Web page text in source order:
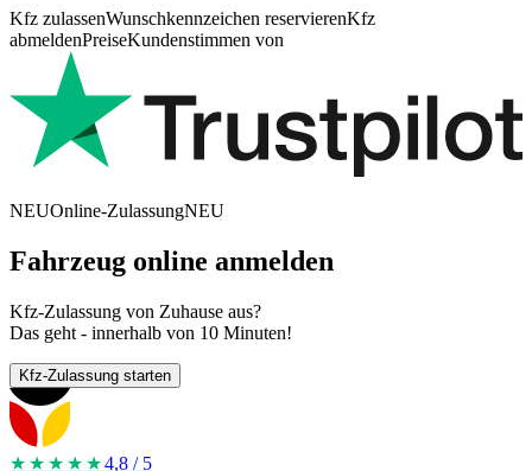
Kfz zulassenWunschkennzeichen reservierenKfz
abmeldenPreiseKundenstimmen von
NEUOnline-ZulassungNEU
Fahrzeug online anmelden
Kfz-Zulassung von Zuhause aus?
Das geht - innerhalb von 10 Minuten!
Kfz-Zulassung starten
★★★★ ★4,8 / 5